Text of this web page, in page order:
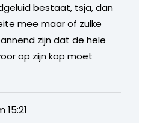
bestaat, tsja, dan
mee maar of zulke
zijn dat de hele
op zijn kop moet